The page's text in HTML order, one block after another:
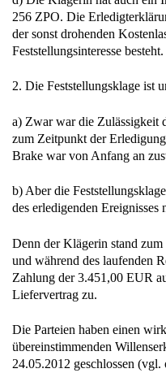
256 ZPO. Die
der sonst drohenden
Feststellungsinteresse besteht.
2. Die Feststellungsklage ist
a) Zwar war die Zulässigkeit
zum Zeitpunkt der
Brake war von Anfang an
b) Aber die
des erledigenden Ereignisses
Denn der Klägerin stand
und während des laufenden
Zahlung der 3.451,00 EUR
Liefervertrag zu.
Die Parteien haben einen
übereinstimmenden
24.05.2012 geschlossen